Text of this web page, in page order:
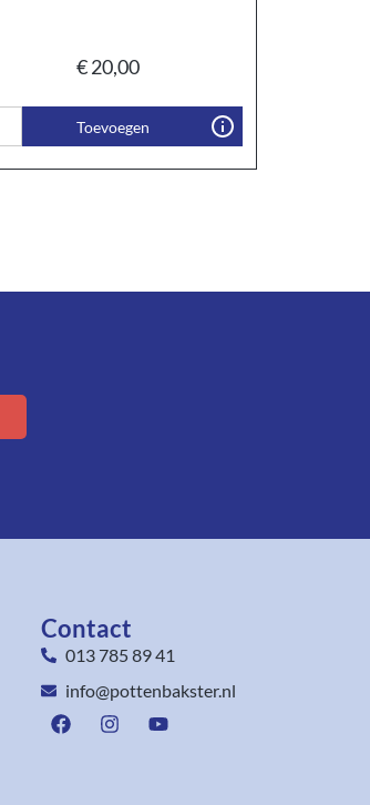
€20,00
Toevoegen
Contact
013 785 89 41
info@pottenbakster.nl